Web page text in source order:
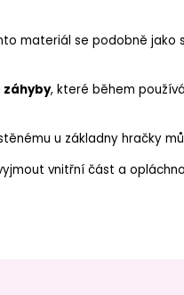
materiál se podobně jako
, které během
u základny hračky
vnitřní část a